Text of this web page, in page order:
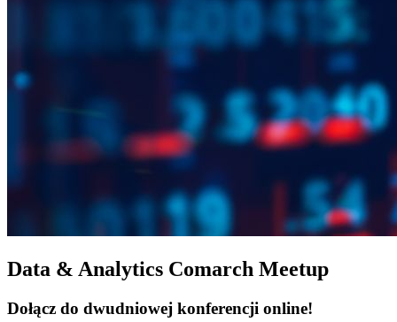
Data & Analytics Comarch Meetup
Dołącz do dwudniowej konferencji online!